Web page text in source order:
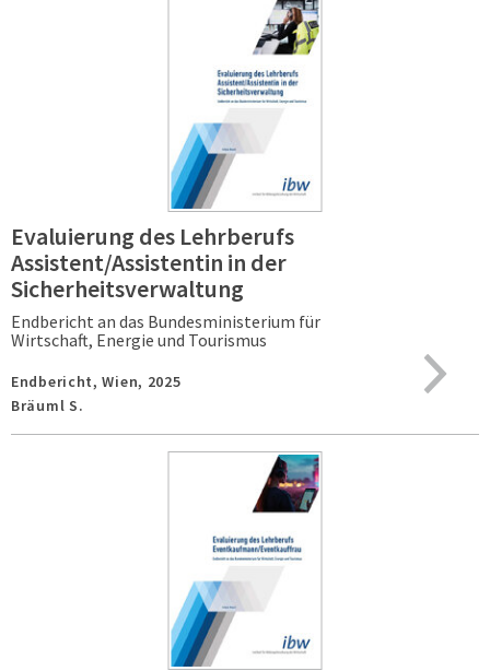
Evaluierung des Lehrberufs
Assistent/Assistentin in der
Sicherheitsverwaltung
Endbericht an das Bundesministerium für
Wirtschaft, Energie und Tourismus
Endbericht,Wien, 2025
Bräuml S.